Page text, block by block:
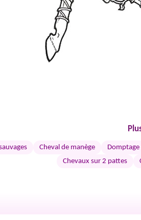
Cheval de manège Domptage
Chevaux sur 2 pattes